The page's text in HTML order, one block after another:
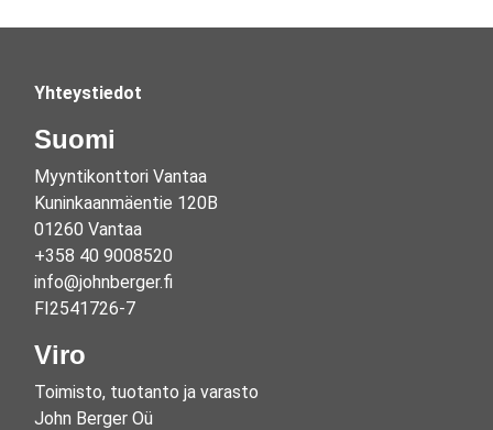
Yhteystiedot
Suomi
Myyntikonttori Vantaa
Kuninkaanmäentie 120B
01260 Vantaa
+358 40 9008520
info@johnberger.fi
FI2541726-7
Viro
Toimisto, tuotanto ja varasto
John Berger Oü